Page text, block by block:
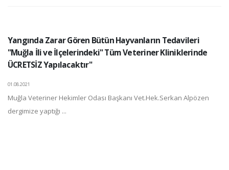
Yangında Zarar Gören Bütün Hayvanların Tedavileri
"Muğla İli ve İlçelerindeki" Tüm Veteriner Kliniklerinde
ÜCRETSİZ Yapılacaktır"
01.08.2021
Muğla Veteriner Hekimler Odası Başkanı Vet.Hek.Serkan Alpözen
dergimize yaptığı ...